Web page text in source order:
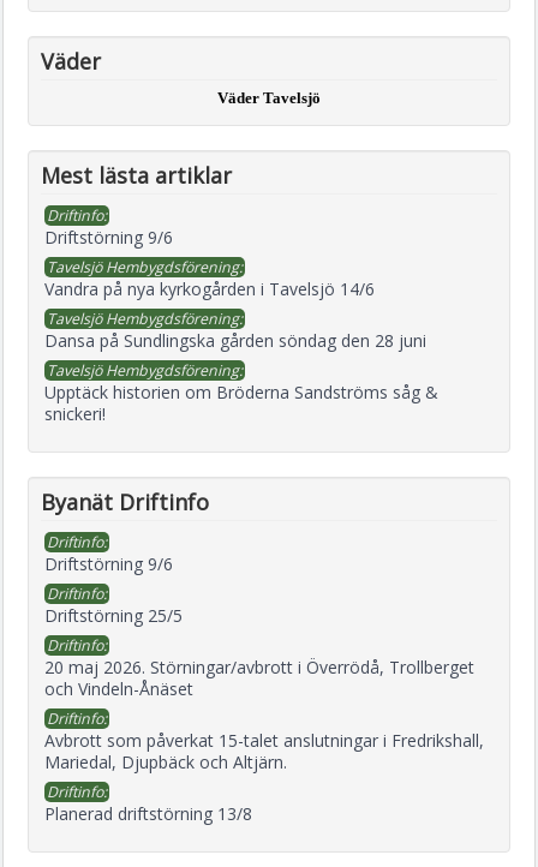
Väder
Väder Tavelsjö
Mest lästa artiklar
Driftinfo:
Driftstörning 9/6
Tavelsjö Hembygdsförening:
Vandra på nya kyrkogården i Tavelsjö 14/6
Tavelsjö Hembygdsförening:
Dansa på Sundlingska gården söndag den 28 juni
Tavelsjö Hembygdsförening:
Upptäck historien om Bröderna Sandströms såg &
snickeri!
Byanät Driftinfo
Driftinfo:
Driftstörning 9/6
Driftinfo:
Driftstörning 25/5
Driftinfo:
20 maj 2026. Störningar/avbrott i Överrödå, Trollberget
och Vindeln-Ånäset
Driftinfo:
Avbrott som påverkat 15-talet anslutningar i Fredrikshall,
Mariedal, Djupbäck och Altjärn.
Driftinfo:
Planerad driftstörning 13/8